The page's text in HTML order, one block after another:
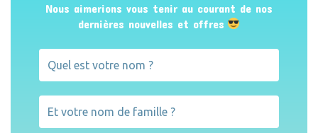
Nous aimerions vous tenir au courant de nos
dernières nouvelles et offres